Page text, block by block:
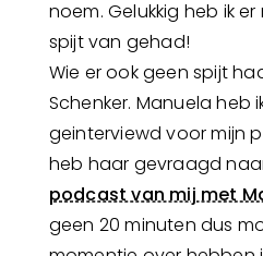
noem. Gelukkig heb ik
spijt van gehad!
Wie er ook geen spijt
Schenker. Manuela heb
geinterviewd voor mijn
heb haar gevraagd
podcast van mij met
geen 20 minuten dus